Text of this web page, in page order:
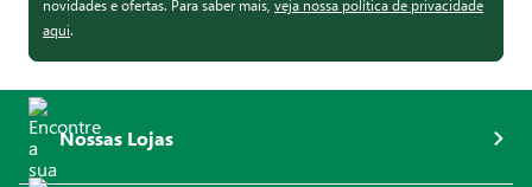
novidades e ofertas. Para saber mais, veja nossa política de privacidade
aqui.
Nossas Lojas